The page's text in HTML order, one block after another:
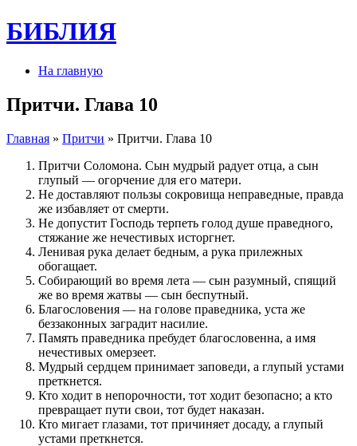
БИБЛИЯ
На главную
Притчи. Глава 10
Главная » Притчи » Притчи. Глава 10
Притчи Соломона. Сын мудрый радует отца, а сын
глупый — огорчение для его матери.
Не доставляют пользы сокровища неправедные, правда
же избавляет от смерти.
Не допустит Господь терпеть голод душе праведного,
стяжание же нечестивых исторгнет.
Ленивая рука делает бедным, а рука прилежных
обогащает.
Собирающий во время лета — сын разумный, спящий
же во время жатвы — сын беспутный.
Благословения — на голове праведника, уста же
беззаконных заградит насилие.
Память праведника пребудет благословенна, а имя
нечестивых омерзеет.
Мудрый сердцем принимает заповеди, а глупый устами
преткнется.
Кто ходит в непорочности, тот ходит безопасно; а кто
превращает пути свои, тот будет наказан.
Кто мигает глазами, тот причиняет досаду, а глупый
устами преткнется.